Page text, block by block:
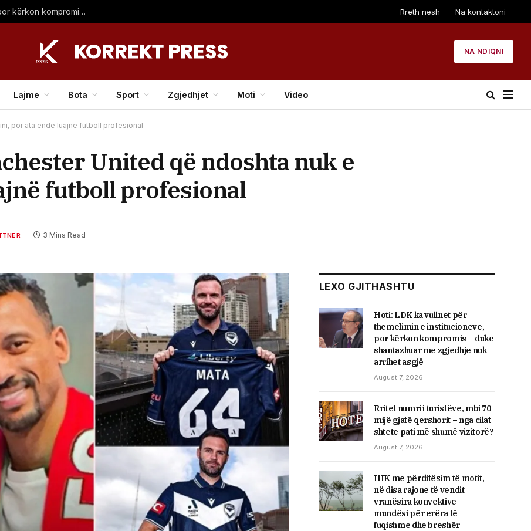
Hoti: LDK ka vullnet për themelimin e institucioneve, por kërkon kompromis – duke shantazhuar me zgjedhje nuk arrihet asgjë Rreth nesh Na kontaktoni
NA NDIQNI
Lajme Bota Sport Zgjedhjet Moti Video
por ata ende luajnë futboll profesional
United që ndoshta nuk e
futboll profesional
3 Mins Read
LEXO GJITHASHTU
Hoti: LDK ka vullnet për
themelimin e institucioneve,
por kërkon kompromis – duke
shantazhuar me zgjedhje nuk
arrihet asgjë
August 7, 2026
Rritet numri i turistëve, mbi 70
mijë gjatë qershorit – nga cilat
shtete pati më shumë vizitorë?
August 7, 2026
IHK me përditësim të motit,
në disa rajone të vendit
vranësira konvektive –
mundësi për erëra të
fuqishme dhe breshër